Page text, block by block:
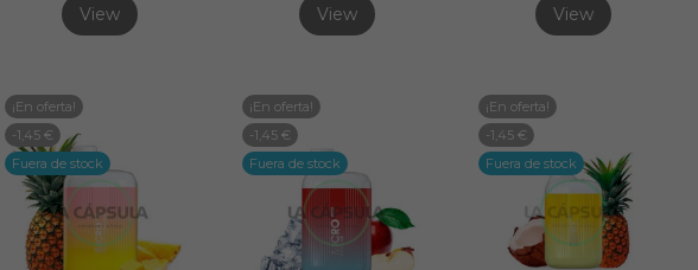
View View View
¡En oferta!
-1,45 €
Fuera de stock
¡En oferta!
-1,45 €
Fuera de stock
¡En oferta!
-1,45 €
Fuera de stock